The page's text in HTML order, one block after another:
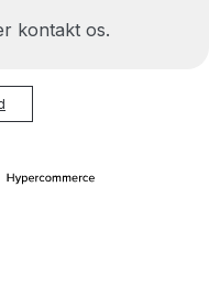
kontakt os.